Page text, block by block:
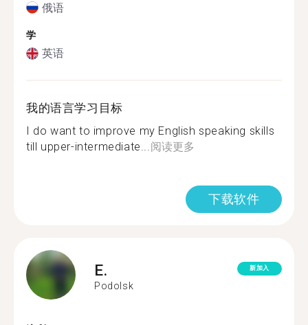
俄语
学
英语
我的语言学习目标
I do want to improve my English speaking skills
till upper-intermediate...阅读更多
下载软件
E.
Podolsk
新加入